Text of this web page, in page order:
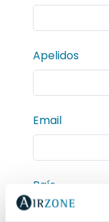
Apelidos
Email
País